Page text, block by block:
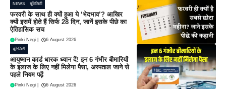
NEWS यूटिलिटी
फरवरी के साथ ही क्यों हुआ ये ‘भेदभाव’? आखिर
क्यों इसमें होते हैं सिर्फ 28 दिन, जानें इसके पीछे का
ऐतिहासिक सच
Pinki Negi 6 August 2026
यूटिलिटी
आयुष्मान कार्ड धारक ध्यान दें! इन 6 गंभीर बीमारियों
के इलाज के लिए नहीं मिलेगा पैसा, अस्पताल जाने से
पहले नियम पढ़ें
Pinki Negi 6 August 2026